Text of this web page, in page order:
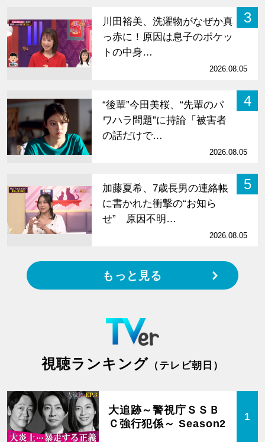
3
川田裕美、洗濯物がなぜか真
っ赤に！原因は息子のポケッ
トの中身…
2026.08.05
4
“後輩”今田美桜、“先輩のパ
ワハラ問題”に持論「被害者
の話だけで…
2026.08.05
5
加藤夏希、7歳長男の連絡帳
に書かれた衝撃の“お知ら
せ” 原因不明…
2026.08.05
もっと見る
視聴ランキング （テレビ朝日）
大追跡～警視庁ＳＳＢ
Ｃ強行犯係～ Season2
1